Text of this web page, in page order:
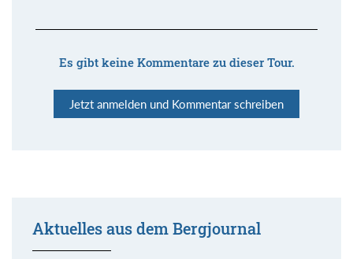
Es gibt keine Kommentare zu dieser Tour.
Jetzt anmelden und Kommentar schreiben
Aktuelles aus dem Bergjournal